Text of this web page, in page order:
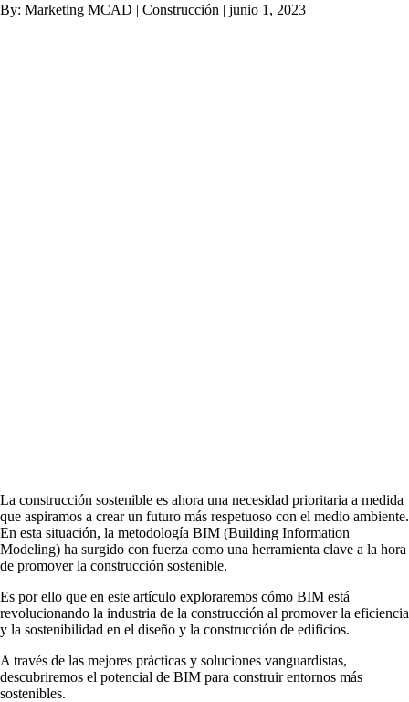
By: Marketing MCAD | Construcción | junio 1, 2023
La construcción sostenible es ahora una necesidad prioritaria a medida
que aspiramos a crear un futuro más respetuoso con el medio ambiente.
En esta situación, la metodología BIM (Building Information
Modeling) ha surgido con fuerza como una herramienta clave a la hora
de promover la construcción sostenible.
Es por ello que en este artículo exploraremos cómo BIM está
revolucionando la industria de la construcción al promover la eficiencia
y la sostenibilidad en el diseño y la construcción de edificios.
A través de las mejores prácticas y soluciones vanguardistas,
descubriremos el potencial de BIM para construir entornos más
sostenibles.